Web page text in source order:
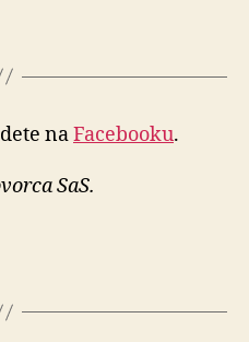
naFacebooku.
SaS.